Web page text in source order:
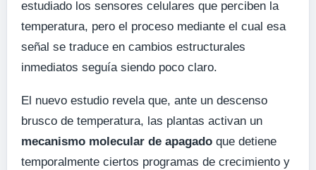
estudiado los sensores celulares que perciben la
temperatura, pero el proceso mediante el cual esa
señal se traduce en cambios estructurales
inmediatos seguía siendo poco claro.
El nuevo estudio revela que, ante un descenso
brusco de temperatura, las plantas activan un
mecanismo molecular de apagado que detiene
temporalmente ciertos programas de crecimiento y